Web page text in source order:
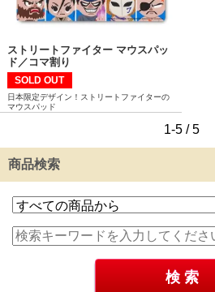
ストリートファイター マウスパッ
ド／コマ割り
SOLD OUT
日本限定デザイン！ストリートファイターの
マウスパッド
1-5 / 5
商品検索